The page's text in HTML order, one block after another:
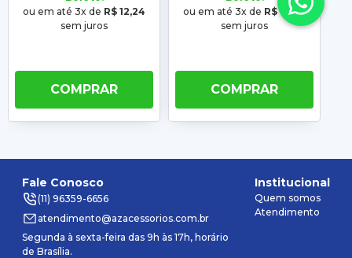
ou em até 3x de R$ 12,24
sem juros
COMPRAR
ou em até 3x de R$ 12,24
sem juros
COMPRAR
Fale Conosco
(11) 96359-6656
atendimento@azacessorios.com.br
Segunda à sexta-feira das 9h às 17h, horário
de Brasília.
Institucional
Quem somos
Atendimento